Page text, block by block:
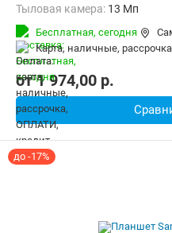
Тыловая камера: 13 Мп
Беспроводная связь:
Комплектация:
Перо (стилус)
Бесплатная, сегодня
карта, наличные,
от1 974,00 p.
до -17%